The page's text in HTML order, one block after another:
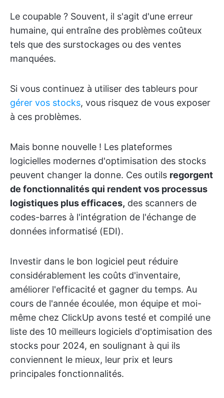
Le coupable ? Souvent, il s'agit d'une erreur
humaine, qui entraîne des problèmes coûteux
tels que des surstockages ou des ventes
manquées.
Si vous continuez à utiliser des tableurs pour
gérer vos stocks, vous risquez de vous exposer
à ces problèmes.
Mais bonne nouvelle ! Les plateformes
logicielles modernes d'optimisation des stocks
peuvent changer la donne. Ces outils regorgent
de fonctionnalités qui rendent vos processus
logistiques plus efficaces, des scanners de
codes-barres à l'intégration de l'échange de
données informatisé (EDI).
Investir dans le bon logiciel peut réduire
considérablement les coûts d'inventaire,
améliorer l'efficacité et gagner du temps. Au
cours de l'année écoulée, mon équipe et moi-
même chez ClickUp avons testé et compilé une
liste des 10 meilleurs logiciels d'optimisation des
stocks pour 2024, en soulignant à qui ils
conviennent le mieux, leur prix et leurs
principales fonctionnalités.